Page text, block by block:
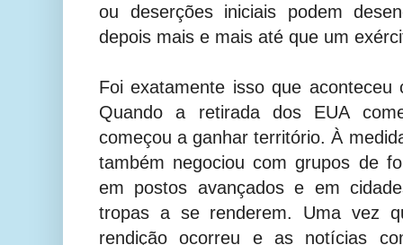
ou deserções iniciais podem
depois mais e mais até que um
Foi exatamente isso que
Quando a retirada dos EUA
começou a ganhar território. À
também negociou com grupos de
em postos avançados e em
tropas a se renderem. Uma vez
rendição ocorreu e as notícias